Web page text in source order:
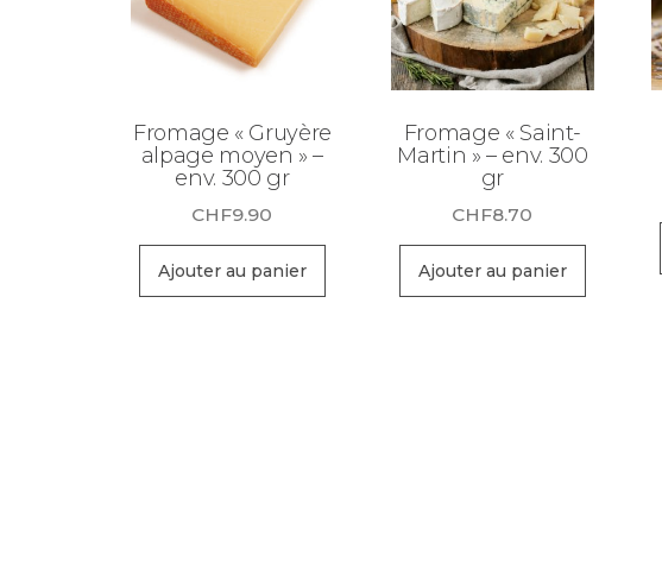
Fromage « Gruyère
alpage moyen » –
env. 300 gr
CHF9.90
Ajouter au panier
Fromage « Saint-
Martin » – env. 300
gr
CHF8.70
Ajouter au panier